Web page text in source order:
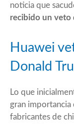
noticia que
recibido un veto
Huawei
Donald
Lo que
gran importancia
fabricantes de